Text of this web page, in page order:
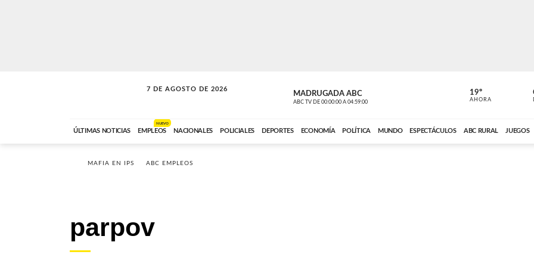
7 DE AGOSTO DE 2026
SOLO MÚSICA MADRUGADA ABC
ABC TV DE 00:00:00 A 04:59:00 ABC CARDINAL
19º
AHORA
ÚLTIMAS NOTICIAS EMPLEOS
NUEVO
NACIONALES POLICIALES DEPORTES ECONOMÍA POLÍTICA MUNDO ESPECTÁCULOS ABC RURAL JUEGOS
MAFIA EN IPS ABC EMPLEOS
parpov